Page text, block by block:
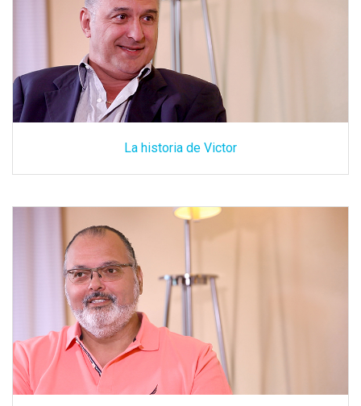
La historia de Victor